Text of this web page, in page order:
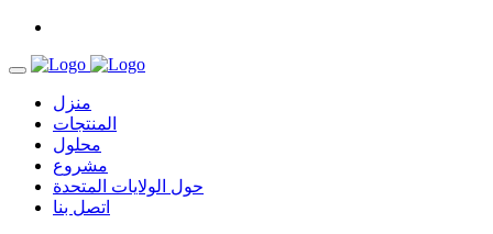
منزل
المنتجات
محلول
مشروع
حول الولايات المتحدة
اتصل بنا